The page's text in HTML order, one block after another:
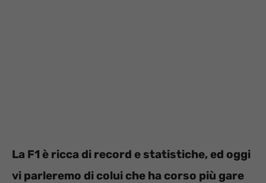
La F1 è ricca di record e statistiche, ed oggi
vi parleremo di colui che ha corso più gare